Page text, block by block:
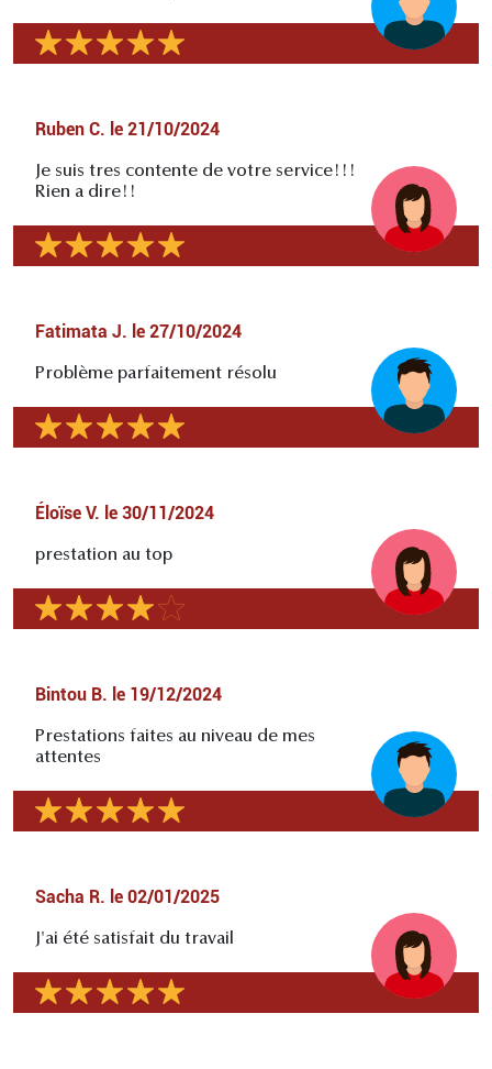
Ruben C. le 21/10/2024
Je suis tres contente de votre service!!!
Rien a dire!!
Fatimata J. le 27/10/2024
Problème parfaitement résolu
Éloïse V. le 30/11/2024
prestation au top
Bintou B. le 19/12/2024
Prestations faites au niveau de mes
attentes
Sacha R. le 02/01/2025
J'ai été satisfait du travail